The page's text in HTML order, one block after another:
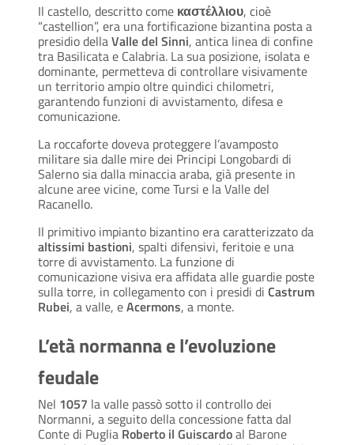
Il castello, descritto come καστέλλιου, cioè
“castellion”, era una fortificazione bizantina posta a
presidio dellaValle del Sinni, antica linea di confine
tra Basilicata e Calabria. La sua posizione, isolata e
dominante, permetteva di controllare visivamente
un territorio ampio oltre quindici chilometri,
garantendo funzioni di avvistamento, difesa e
comunicazione.
La roccaforte doveva proteggere l’avamposto
militare sia dalle mire dei Principi Longobardi di
Salerno sia dalla minaccia araba, già presente in
alcune aree vicine, come Tursi e la Valle del
Racanello.
Il primitivo impianto bizantino era caratterizzato da
altissimi bastioni, spalti difensivi, feritoie e una
torre di avvistamento. La funzione di
comunicazione visiva era affidata alle guardie poste
sulla torre, in collegamento con i presidi di Castrum
Rubei, a valle, eAcermons, a monte.
L’età normanna e l’evoluzione
feudale
Nel 1057 la valle passò sotto il controllo dei
Normanni, a seguito della concessione fatta dal
Conte di Puglia Roberto il Guiscardoal Barone